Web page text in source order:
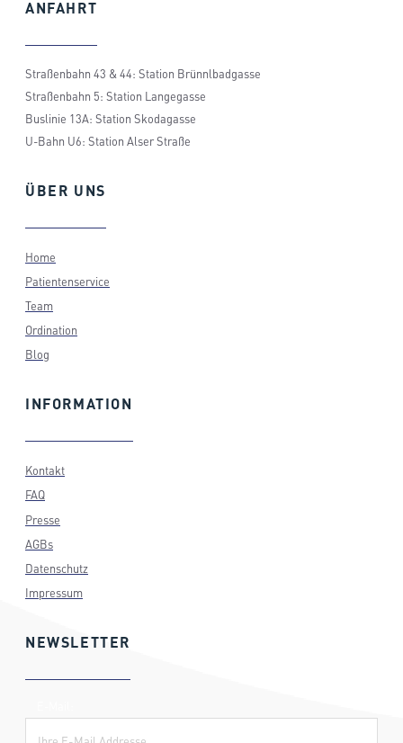
ANFAHRT
Straßenbahn 43 & 44: Station Brünnlbadgasse
Straßenbahn 5: Station Langegasse
Buslinie 13A: Station Skodagasse
U-Bahn U6: Station Alser Straße
ÜBER UNS
Home
Patientenservice
Team
Ordination
Blog
INFORMATION
Kontakt
FAQ
Presse
AGBs
Datenschutz
Impressum
NEWSLETTER